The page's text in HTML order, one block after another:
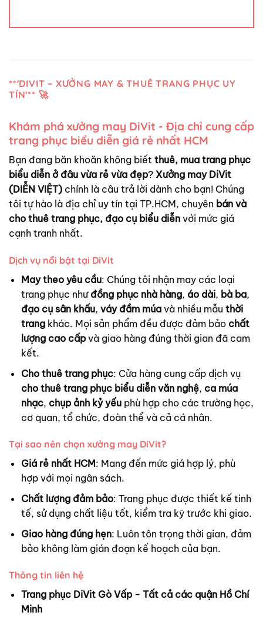
**'DIVIT – XƯỞNG MAY & THUÊ TRANG PHỤC UY
TÍN'** 🚀
Khám phá xưởng may DiVit - Địa chỉ cung cấp
trang phục biểu diễn giá rẻ nhất HCM
Bạn đang băn khoăn không biết thuê, mua trang phục
biểu diễn ở đâu vừa rẻ vừa đẹp? Xưởng may DiVit
(DIỄN VIỆT) chính là câu trả lời dành cho bạn! Chúng
tôi tự hào là địa chỉ uy tín tại TP.HCM, chuyên bán và
cho thuê trang phục, đạo cụ biểu diễn với mức giá
cạnh tranh nhất.
Dịch vụ nổi bật tại DiVit
May theo yêu cầu: Chúng tôi nhận may các loại
trang phục như đồng phục nhà hàng, áo dài, bà ba,
đạo cụ sân khấu, váy đầm múavà nhiều mẫu thời
trangkhác. Mọi sản phẩm đều được đảm bảo chất
lượng cao cấpvà giao hàng đúng thời gian đã cam
kết.
Cho thuê trang phục: Cửa hàng cung cấp dịch vụ
cho thuê trang phục biểu diễn văn nghệ, ca múa
nhạc, chụp ảnh kỷ yếuphù hợp cho các trường học,
cơ quan, tổ chức, đoàn thể và cả cá nhân.
Tại sao nên chọn xưởng may DiVit?
Giá rẻ nhất HCM: Mang đến mức giá hợp lý, phù
hợp với mọi ngân sách.
Chất lượng đảm bảo: Trang phục được thiết kế tinh
tế, sử dụng chất liệu tốt, kiểm tra kỹ trước khi giao.
Giao hàng đúng hẹn: Luôn tôn trọng thời gian, đảm
bảo không làm gián đoạn kế hoạch của bạn.
Thông tin liên hệ
Trang phục DiVit Gò Vấp - Tất cả các quận Hồ Chí
Minh